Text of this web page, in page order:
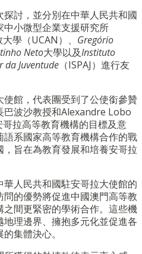
討，並分別在中華人民共和國
小微型企業支援研究所
學（UCAN）、 Gregório
Neto大學以及Instituto
da Juventude （ISPAJ）進行友
館，代表團受到了公使銜參贊
巴波沙教授和Alexandre Lobo
拉高等教育機構的目標及意
系國家高等教育機構合作的戰
旨在為教育發展和培養安哥拉
人民共和國駐安哥拉大使館的
的優勢將促進中國澳門高等教
間更緊密的學術合作。這些機
理邊界、擁抱多元化並促進各
集體決心。